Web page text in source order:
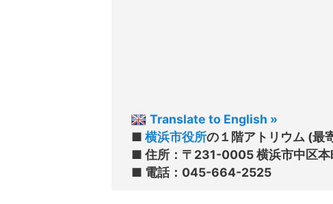
Translate to English »
■ 横浜市役所の１階アトリウム (最
■ 住所：〒231-0005 横浜市中区
■ 電話：045-664-2525